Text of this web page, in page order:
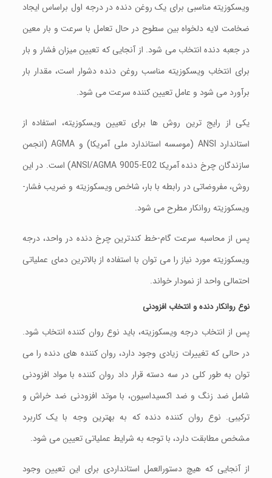
ویسکوزیته مناسبی برای يک روغن دنده در درجه اول براساس ایجاد
ضخامت لایه دلخواه بین سطوح در حال تعامل با سرعت و بار معین
در جعبه دنده انتخاب می شود. از آنجایی که تعیین ميزان فشار و بار
برای انتخاب ویسکوزیته مناسب روغن دنده دشوار است، مقدار بار
برآورد می شود و عامل تعیین کننده سرعت می شود.
یکی از رایج ترین روش ها برای تعیین ویسکوزیته، استفاده از
استاندارد ANSI (موسسه استاندارد ملی آمریکا) و AGMA (انجمن
سازندگان چرخ دنده آمریکا ANSI/AGMA 9005-E02) است. در این
روش، مفروضاتی در رابطه با بار، شاخص ویسکوزیته و ضریب فشار-
ویسکوزیته روانکار مطرح می شود.
پس از محاسبه سرعت گام-خط کندترین چرخ دنده در واحد، درجه
ویسکوزیته مورد نیاز را می توان با استفاده از بالاترین دمای عملیاتی
احتمالی واحد از نمودار خواند.
نوع روانکار دنده و انتخاب افزودنی
پس از انتخاب درجه ویسکوزیته، باید نوع روان کننده انتخاب شود.
در حالی که تغییرات زیادی وجود دارد، روان کننده های دنده را می
توان به طور کلی در سه دسته قرار داد روان کننده با مواد افزودنی
شامل ضد زنگ و ضد اکسيداسيون، با موتد افزودنی ضد خراش و
ترکیبی. نوع روان کننده دنده که به بهترین وجه با یک کاربرد
مشخص مطابقت دارد، با توجه به شرایط عملیاتی تعیین می شود.
از آنجایی که هیچ دستورالعمل استانداردی برای این تعیین وجود